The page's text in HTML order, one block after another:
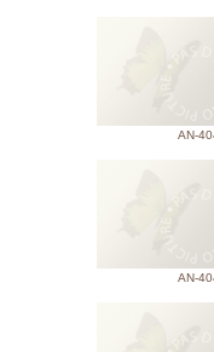
AN-
AN-